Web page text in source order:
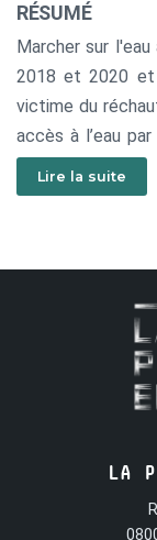
RÉSUMÉ
Marcher sur
2018 et 2020 et
victime du
accès à l’eau
Houlaye
marche des
année pour
ressources
recouvre dans
milliers de
apporterait
Lire la suite
LA